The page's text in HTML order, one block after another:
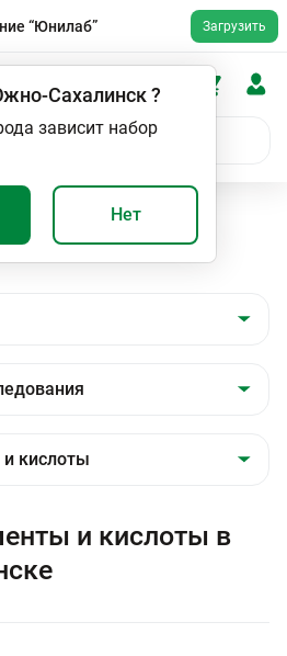
“Юнилаб” Загрузить
Сахалинск?
зависит набор
Нет
Биохимические
пигменты и кислоты
и кислоты в